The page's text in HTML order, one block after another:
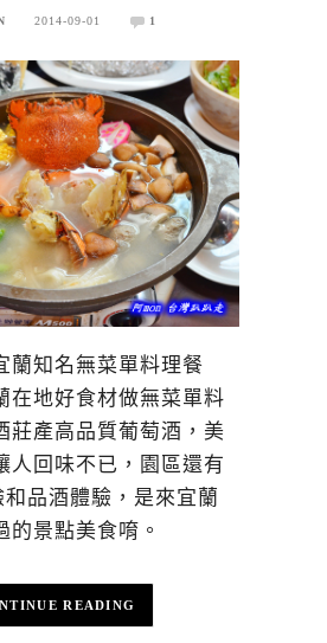
2014-09-01 1
蘭知名無菜單料理餐
在地好食材做無菜單料
莊產高品質葡萄酒，美
人回味不已，園區還有
品酒體驗，是來宜蘭
的景點美食唷。
READING